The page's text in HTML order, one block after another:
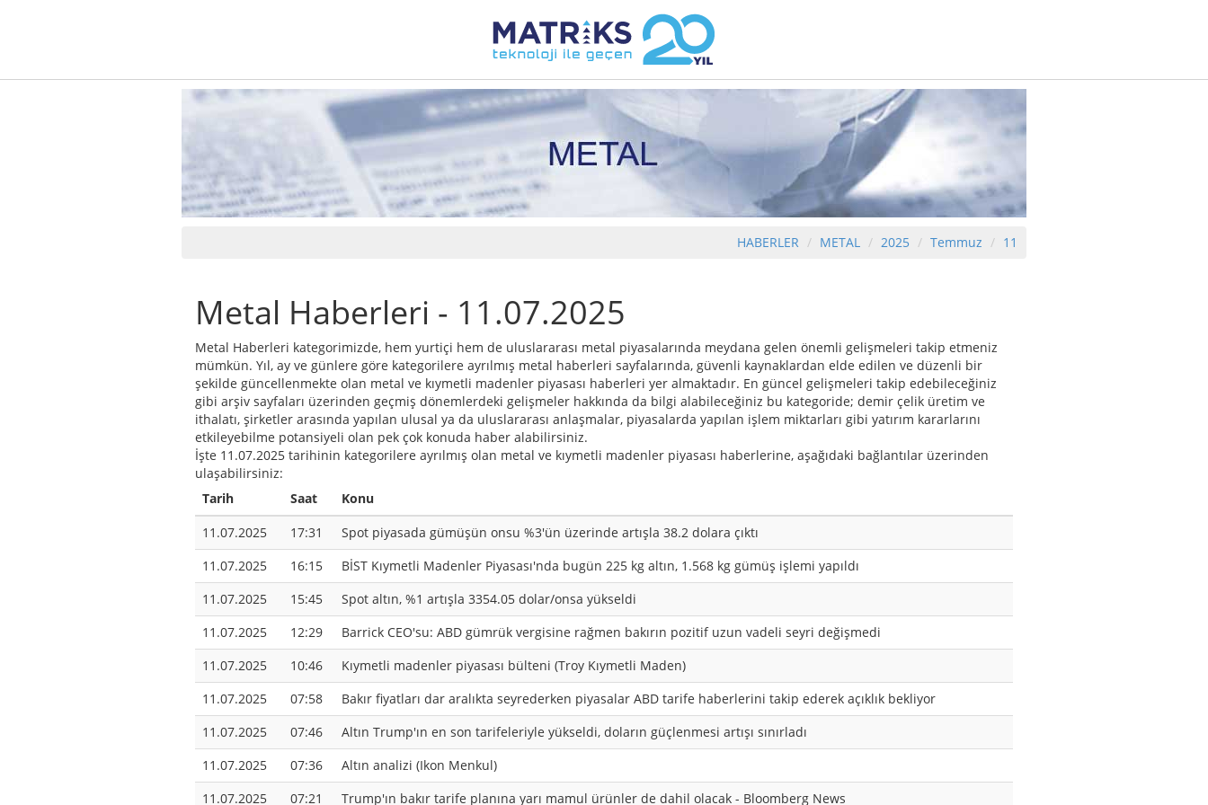
HABERLER METAL 2025 Temmuz 11
Metal Haberleri - 11.07.2025
Metal Haberleri kategorimizde, hem yurtiçi hem de uluslararası metal piyasalarında meydana gelen önemli gelişmeleri takip etmeniz
mümkün. Yıl, ay ve günlere göre kategorilere ayrılmış metal haberleri sayfalarında, güvenli kaynaklardan elde edilen ve düzenli bir
şekilde güncellenmekte olan metal ve kıymetli madenler piyasası haberleri yer almaktadır. En güncel gelişmeleri takip edebileceğiniz
gibi arşiv sayfaları üzerinden geçmiş dönemlerdeki gelişmeler hakkında da bilgi alabileceğiniz bu kategoride; demir çelik üretim ve
ithalatı, şirketler arasında yapılan ulusal ya da uluslararası anlaşmalar, piyasalarda yapılan işlem miktarları gibi yatırım kararlarını
etkileyebilme potansiyeli olan pek çok konuda haber alabilirsiniz.
İşte 11.07.2025 tarihinin kategorilere ayrılmış olan metal ve kıymetli madenler piyasası haberlerine, aşağıdaki bağlantılar üzerinden
ulaşabilirsiniz:
Tarih
Saat
Konu
11.07.2025
17:31
Spot piyasada gümüşün onsu %3'ün üzerinde artışla 38.2 dolara çıktı
11.07.2025
16:15
BİST Kıymetli Madenler Piyasası'nda bugün 225 kg altın, 1.568 kg gümüş işlemi yapıldı
11.07.2025
15:45
Spot altın, %1 artışla 3354.05 dolar/onsa yükseldi
11.07.2025
12:29
Barrick CEO'su: ABD gümrük vergisine rağmen bakırın pozitif uzun vadeli seyri değişmedi
11.07.2025
10:46
Kıymetli madenler piyasası bülteni (Troy Kıymetli Maden)
11.07.2025
07:58
Bakır fiyatları dar aralıkta seyrederken piyasalar ABD tarife haberlerini takip ederek açıklık bekliyor
11.07.2025
07:46
Altın Trump'ın en son tarifeleriyle yükseldi, doların güçlenmesi artışı sınırladı
11.07.2025
07:36
Altın analizi (Ikon Menkul)
11.07.2025
07:21 Trump'ın bakır tarife planına yarı mamul ürünler de dahil olacak - Bloomberg News